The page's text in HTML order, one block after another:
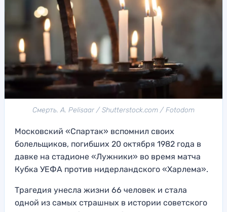
Смерть. A. Pelisaar / Shutterstock.com / Fotodom
Московский «Спартак» вспомнил своих
болельщиков, погибших 20 октября 1982 года в
давке на стадионе «Лужники» во время матча
Кубка УЕФА против нидерландского «Харлема».
Трагедия унесла жизни 66 человек и стала
одной из самых страшных в истории советского